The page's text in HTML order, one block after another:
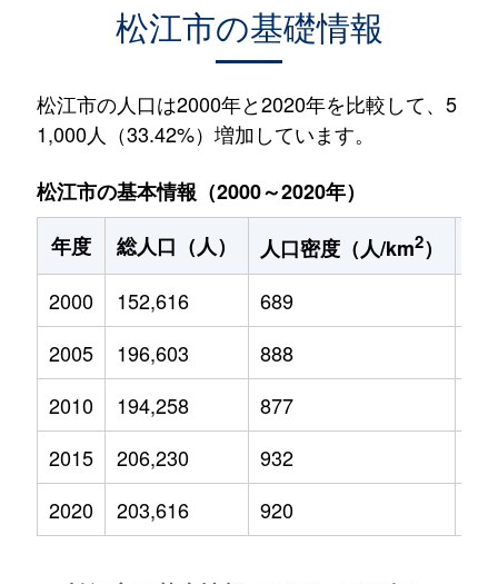
松江市の基礎情報
松江市の人口は2000年と2020年を比較して、5
1,000人（33.42%）増加しています。
松江市の基本情報（2000～2020年）
年度
総人口（人） 人口密度（人/km2）
2000
152,616 689
2005
196,603 888
2010
194,258 877
2015
206,230 932
2020
203,616 920